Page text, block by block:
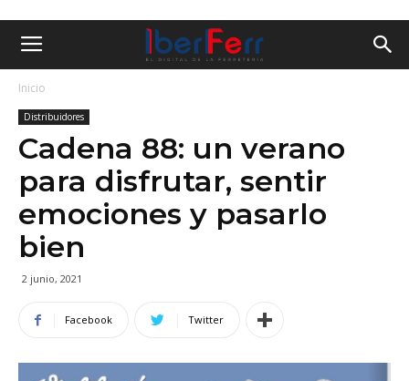
Inicio
Distribuidores
Cadena 88: un verano
para disfrutar, sentir
emociones y pasarlo
bien
2 junio, 2021
Facebook Twitter